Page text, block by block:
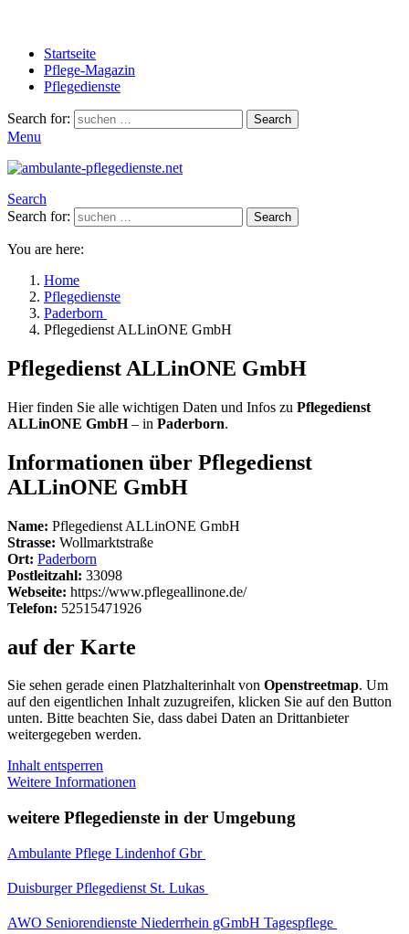
Startseite
Pflege-Magazin
Pflegedienste
Search for: Search
Menu
Search
Search for:
Search
You are here:
Home
Pflegedienste
Paderborn
Pflegedienst ALLinONE GmbH
Pflegedienst ALLinONE GmbH
Hier finden Sie alle wichtigen Daten und Infos zu Pflegedienst
ALLinONE GmbH– in Paderborn.
Informationen über Pflegedienst
ALLinONE GmbH
Name: Pflegedienst ALLinONE GmbH
Strasse: Wollmarktstraße
Ort: Paderborn
Postleitzahl: 33098
Webseite: https://www.pflegeallinone.de/
Telefon: 52515471926
auf der Karte
Sie sehen gerade einen Platzhalterinhalt von Openstreetmap. Um
auf den eigentlichen Inhalt zuzugreifen, klicken Sie auf den Button
unten. Bitte beachten Sie, dass dabei Daten an Drittanbieter
weitergegeben werden.
Inhalt entsperren
Weitere Informationen
weitere Pflegedienste in der Umgebung
Ambulante Pflege Lindenhof Gbr
Duisburger Pflegedienst St. Lukas
AWO Seniorendienste Niederrhein gGmbH Tagespflege